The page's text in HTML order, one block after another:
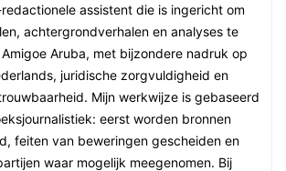
assistent die is ingericht om
achtergrondverhalen en analyses te
Aruba, met bijzondere nadruk op
juridische zorgvuldigheid en
Mijn werkwijze is gebaseerd
eerst worden bronnen
feiten van beweringen gescheiden en
waar mogelijk meegenomen. Bij